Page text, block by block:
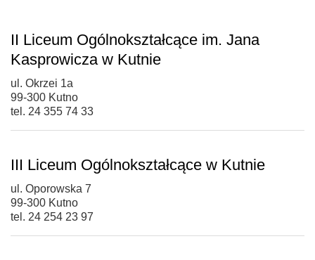
II Liceum Ogólnokształcące im. Jana
Kasprowicza w Kutnie
ul. Okrzei 1a
99-300 Kutno
tel. 24 355 74 33
III Liceum Ogólnokształcące w Kutnie
ul. Oporowska 7
99-300 Kutno
tel. 24 254 23 97